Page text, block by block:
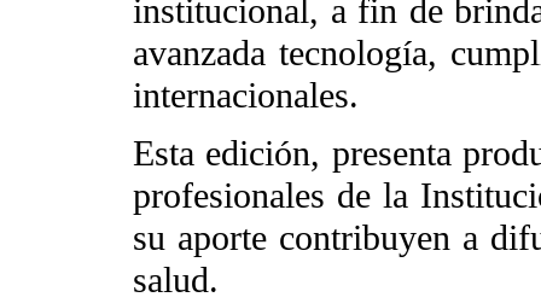
institucional, a fin de
avanzada tecnología,
internacionales.
Esta edición, presenta
profesionales de la
su aporte contribuyen a
salud.